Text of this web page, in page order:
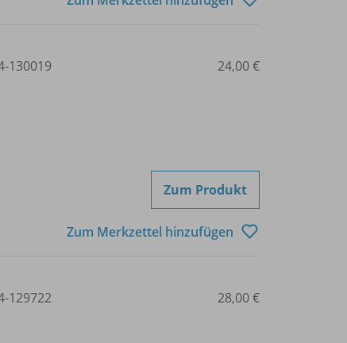
130019 24,00 €
Zum Produkt
Zum Merkzettel hinzufügen
129722 28,00 €